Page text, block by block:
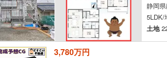
静岡
5LDK/
土地
3,780万円